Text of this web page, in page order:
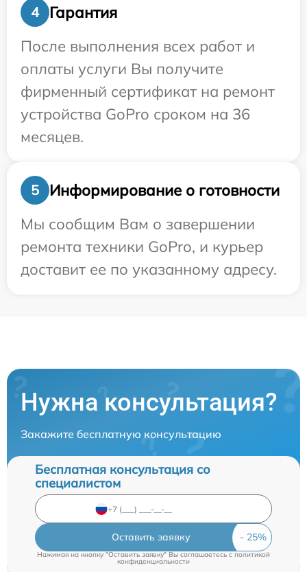
4
Гарантия
После выполнения всех работ и
оплаты услуги Вы получите
фирменный сертификат на ремонт
устройства GoPro сроком на 36
месяцев.
5
Информирование о готовности
Мы сообщим Вам о завершении
ремонта техники GoPro, и курьер
доставит ее по указанному адресу.
Нужна консультация?
Закажите бесплатную консультацию
Бесплатная консультация со
специалистом
Оставить заявку
Нажимая на кнопку "Оставить заявку" Вы соглашаетесь c политикой
конфиденциальности